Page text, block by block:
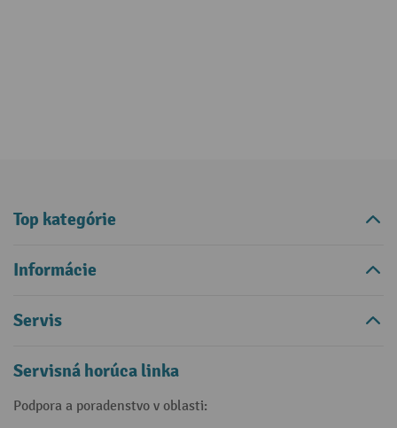
Top kategórie
Informácie
Servis
Servisná horúca linka
Podpora a poradenstvo v oblasti: